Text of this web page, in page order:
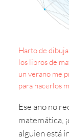
Harto de
los libros de
un verano me
para hacerlos
Ese año no
matemática,
alguien está